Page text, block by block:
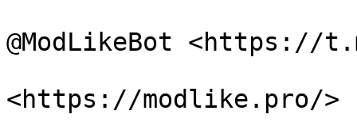
@ModLikeBot <https://